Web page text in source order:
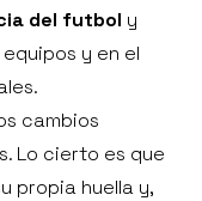
del futbol y
y en el
cambios
Lo cierto es que
propia huella y,